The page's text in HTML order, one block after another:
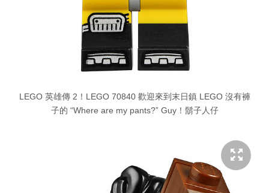
LEGO 英雄傳 2！LEGO 70840 歡迎來到末日鎮 LEGO 沒有褲
子的 “Where are my pants?” Guy！鬍子人仔